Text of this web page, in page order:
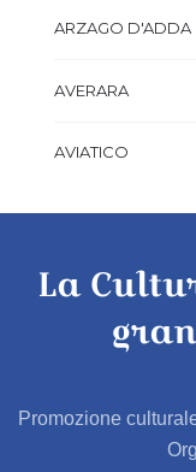
ARZAGO D'ADDA
AVERARA
AVIATICO
AZZANO SAN
AZZONE
BAGNATICA
La
Promozione